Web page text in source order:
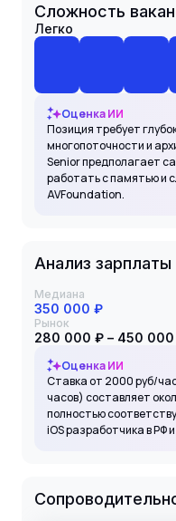
Сложность
Легко
Оценка ИИ
Позиция требует
многопоточности и
Senior предполагает
работать с памятью и
AVFoundation.
Анализ зарплаты
Медиана
350 000 ₽
Рынок
280 000 ₽ – 450
Оценка ИИ
Ставка от 2000 руб/
часов) составляет
полностью
iOS разработчика в РФ и